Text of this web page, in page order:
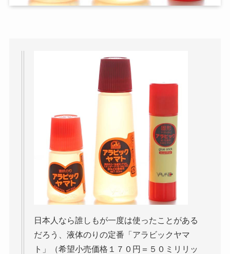
日本人なら誰しもが一度は使ったことがある
だろう、液体のりの定番「アラビックヤマ
ト」（希望小売価格１７０円＝５０ミリリッ